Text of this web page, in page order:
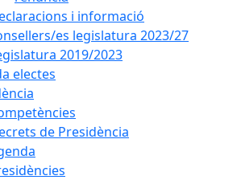
i informació
es legislatura 2023/27
2019/2023
electes
de Presidència